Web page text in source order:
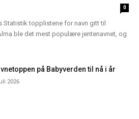
0
Statistik topplistene for navn gitt til
ble det mest populære jentenavnet, og
på Babyverden til nå i år
2026